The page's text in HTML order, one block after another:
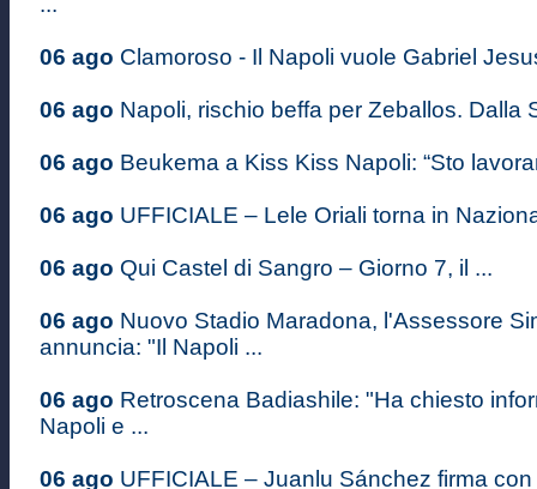
06 ago Clamoroso - Il Napoli vuole Gabriel
06 ago Napoli, rischio beffa per Zeballos. Dalla
06 ago Beukema a Kiss Kiss Napoli: “Sto
06 ago UFFICIALE – Lele Oriali torna in
06 ago Qui Castel di Sangro – Giorno 7, il ...
06 ago Nuovo Stadio Maradona, l'Assessore
annuncia: "Il Napoli ...
06 ago Retroscena Badiashile: "Ha chiesto
Napoli e ...
06 ago UFFICIALE – Juanlu Sánchez firma con